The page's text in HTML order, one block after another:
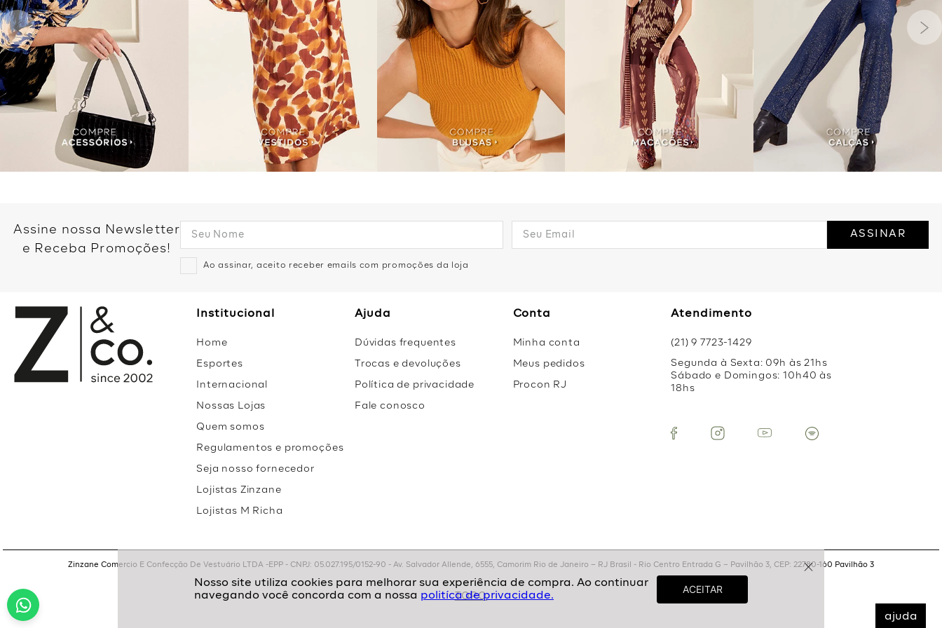
ajuda
politíca de privacidade.
Assine nossa Newsletter
e Receba Promoções!
Ao assinar, aceito receber emails com promoções da loja
ASSINAR
Institucional
Home
Esportes
Internacional
Nossas Lojas
Quem somos
Regulamentos e promoções
Seja nosso fornecedor
Lojistas Zinzane
Lojistas M Richa
Ajuda
Dúvidas frequentes
Trocas e devoluções
Política de privacidade
Fale conosco
Conta
Minha conta
Meus pedidos
Procon RJ
Atendimento
(21) 9 7723-1429
Segunda à Sexta: 09h às 21hs
Sábado e Domingos: 10h40 às
18hs
Zinzane Comercio E Confecção De Vestuário LTDA -EPP - CNPJ: 05.027.195/0152-90 - Av. Salvador Allende, 6555, Camorim Rio de Janeiro – RJ Brasil - Rio Centro Entrada G – Pavilhão 3, CEP: 22780-160 Pavilhão 3
TOPO